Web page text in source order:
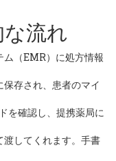
流れ
ム（EMR）に処方情報
存され、患者のマイ
を確認し、提携薬局に
渡してくれます。手書